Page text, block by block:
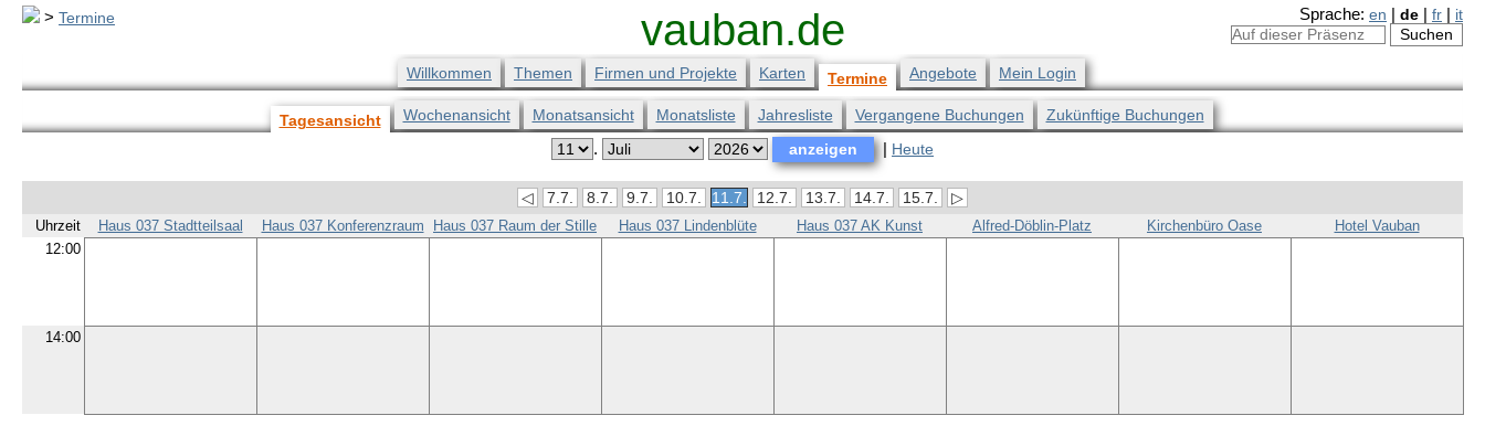
> Termine vauban.de Sprache:en |de |fr it
Willkommen Themen Firmen und Projekte Karten Termine Angebote Mein Login
Tagesansicht Wochenansicht Monatsansicht Monatsliste Jahresliste Vergangene Buchungen
Zukünftige Buchungen
.
Heute
◁ 7.7. 8.7. 9.7. 10.7. 11.7. 12.7. 13.7. 14.7. 15.7. ▷
Uhrzeit Haus 037 Stadtteilsaal Haus 037 Konferenzraum Haus 037 Raum der Stille Haus 037 Lindenblüte Haus 037 AK Kunst Alfred-Döblin-Platz Kirchenbüro Oase
Hotel Vauban
12:00
14:00